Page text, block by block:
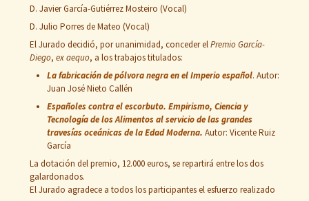
D. Javier García-Gutiérrez Mosteiro (Vocal)
D. Julio Porres de Mateo (Vocal)
El Jurado decidió, por unanimidad, conceder elPremio García-
Diego, ex aequo, a los trabajos titulados:
La fabricación de pólvora negra en el Imperio español. Autor:
Juan José Nieto Callén
Españoles contra el escorbuto. Empirismo, Ciencia y
Tecnología de los Alimentos al servicio de las grandes
travesías oceánicas de la Edad Moderna. Autor: Vicente Ruiz
García
La dotación del premio, 12.000 euros, se repartirá entre los dos
galardonados.
El Jurado agradece a todos los participantes el esfuerzo realizado